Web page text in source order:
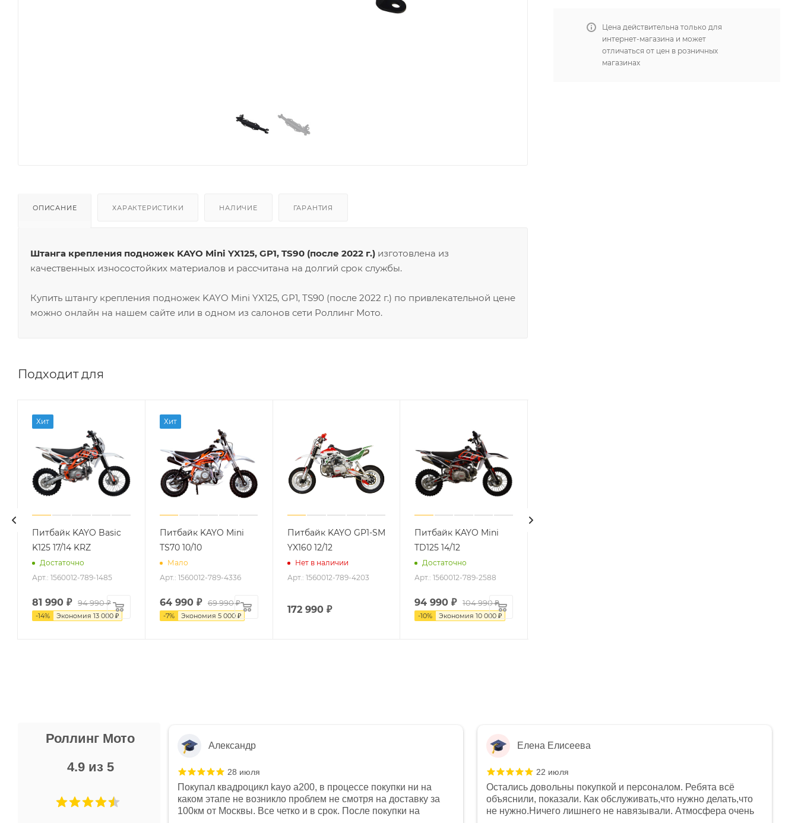
ОПИСАНИЕ ХАРАКТЕРИСТИКИ НАЛИЧИЕ ГАРАНТИЯ
Штанга крепления подножек KAYO Mini YX125, GP1, TS90 (после 2022 г.) изготовлена из
качественных износостойких материалов и рассчитана на долгий срок службы.
Купить штангу крепления подножек KAYO Mini YX125, GP1, TS90 (после 2022 г.) по привлекательной цене
можно онлайн на нашем сайте или в одном из салонов сети Роллинг Мото.
Подходит для
Хит
Питбайк KAYO Basic
K125 17/14 KRZ
Достаточно
Арт.: 1560012-789-1485
81 990 ₽ 94 990 ₽
-14% Экономия 13 000 ₽
Хит
Питбайк KAYO Mini
TS70 10/10
Мало
Арт.: 1560012-789-4336
64 990₽ 69 990 ₽
-7% Экономия 5 000 ₽
Питбайк KAYO GP1-SM
YX160 12/12
Нет в наличии
Арт.: 1560012-789-4203
172 990₽
Питбайк KAYO Mini
TD125 14/12
Достаточно
Арт.: 1560012-789-2588
94 990 ₽ 104 990 ₽
-10% Экономия10 000 ₽
Цена действительна только для
интернет-магазина и может
отличаться от цен в розничных
магазинах
Роллинг Мото
4.9 из 5
Не понравились условия
и дают только на год)
Александр
28 июля
Покупал квадроцикл kayo a200, в процессе покупки ни на
каком этапе не возникло проблем не смотря на доставку за
100км от Москвы. Все четко и в срок. После покупки на
Елена Елисеева
22 июля
Остались довольны покупкой и персоналом. Ребята всё
объяснили, показали. Как обслуживать,что нужно делать,что
не нужно.Ничего лишнего не навязывали. Атмосфера очень